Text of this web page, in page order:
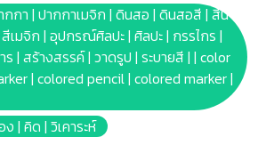
หมด
านสีบนวอลล์เปเปอร์ ไม้ ไวนิล พรม และ
ถซักล้างได้
ามสะอาด สีอาจยังหลงเหลือจางๆ ขึ้นอยู่
นปกติ
ภัย 100%
ยุต่ำกว่า 36เดือน ห้ามนำเข้าปาก หู จมูก
กกา | ปากกาเมจิก | ดินสอ | ดินสอสี | สีน้ำ
เมจิก | อุปกรณ์ศิลปะ | ศิลปะ | กรรไกร |
ร | สร้างสรรค์ | วาดรูป | ระบายสี | | color
| colored pencil | colored marker |
| คิด | วิเคาระห์